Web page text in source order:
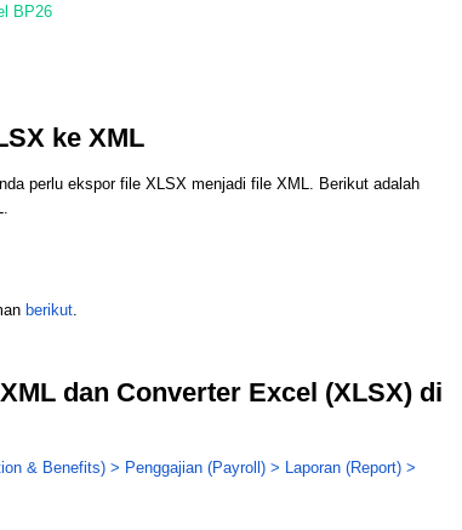
BP26
ke XML
perlu ekspor file XLSX menjadi file XML. Berikut adalah
berikut.
dan Converter Excel (XLSX) di
& Benefits) > Penggajian (Payroll) > Laporan (Report) >